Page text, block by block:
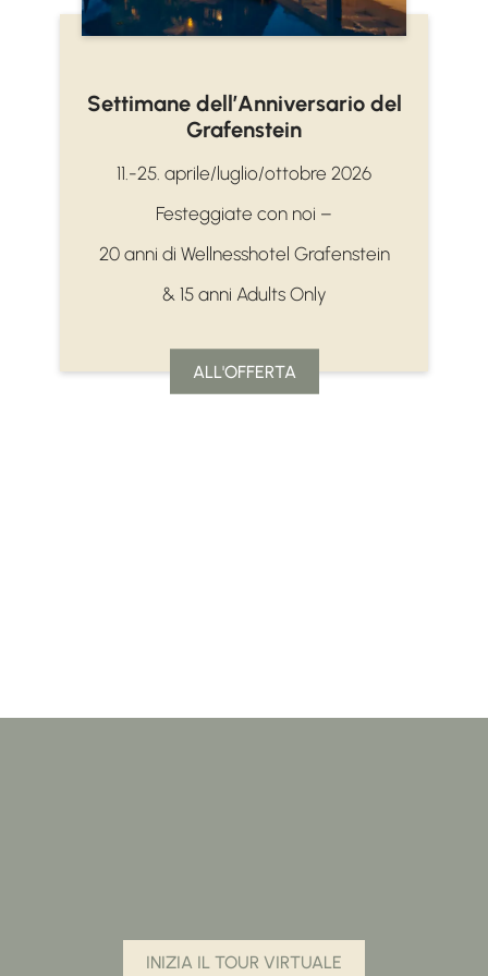
Settimane dell’Anniversario del
Grafenstein
11.-25. aprile/luglio/ottobre 2026
Festeggiate con noi –
20 anni di Wellnesshotel Grafenstein
& 15 anni Adults Only
ALL'OFFERTA
INIZIA IL TOUR VIRTUALE